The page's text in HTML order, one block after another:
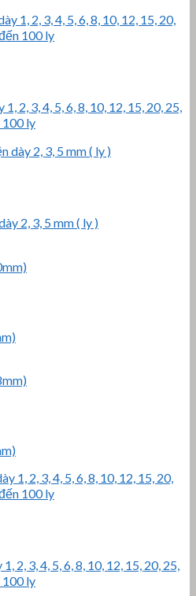
2, 3, 4, 5, 6, 8, 10, 12, 15, 20, 25,
100 ly
2, 3, 5 mm ( ly )
2, 3, 4, 5, 6, 8, 10, 12, 15, 20, 25,
100 ly